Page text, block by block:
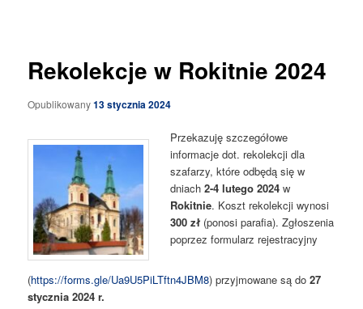
Rekolekcje w Rokitnie 2024
Opublikowany13 stycznia 2024
Przekazuję szczegółowe
informacje dot. rekolekcji dla
szafarzy, które odbędą się w
dniach2-4 lutego 2024 w
Rokitnie. Koszt rekolekcji wynosi
300 zł (ponosi parafia). Zgłoszenia
poprzez formularz rejestracyjny
(https://forms.gle/Ua9U5PiLTftn4JBM8) przyjmowane są do27
stycznia 2024 r.